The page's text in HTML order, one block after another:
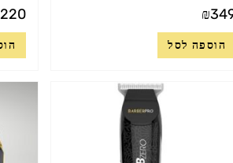
₪
הוספה לסל
220